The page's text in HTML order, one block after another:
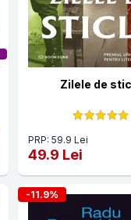
Zilele de
PRP: 59.9 Lei
49.9 Lei
-11.9%